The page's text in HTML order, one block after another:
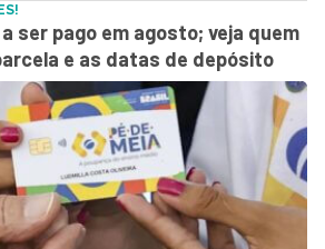
ser pago em agosto; veja quem
e as datas de depósito